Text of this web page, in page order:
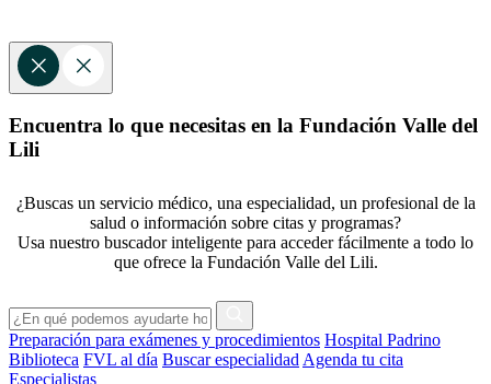
Encuentra lo que necesitas en la Fundación Valle del
Lili
¿Buscas un servicio médico, una especialidad, un profesional de la
salud o información sobre citas y programas?
Usa nuestro buscador inteligente para acceder fácilmente a todo lo
que ofrece la Fundación Valle del Lili.
Preparación para exámenes y procedimientos Hospital Padrino
Biblioteca FVL al día Buscar especialidad Agenda tu cita
Especialistas